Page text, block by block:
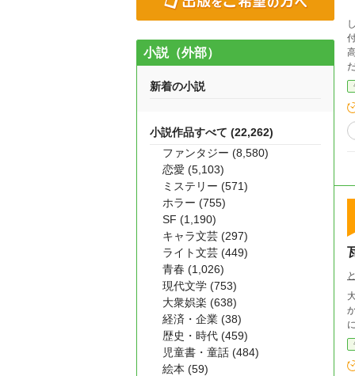
し
高
小説（外部）
新着の小説
小説作品すべて (22,262)
ファンタジー (8,580)
恋愛 (5,103)
ミステリー (571)
ホラー (755)
SF (1,190)
キャラ文芸 (297)
ライト文芸 (449)
青春 (1,026)
現代文学 (753)
大衆娯楽 (638)
経済・企業 (38)
歴史・時代 (459)
児童書・童話 (484)
絵本 (59)